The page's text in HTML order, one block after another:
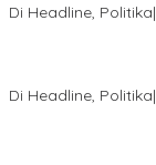
Di Headline, Politika|
Di Headline, Politika|